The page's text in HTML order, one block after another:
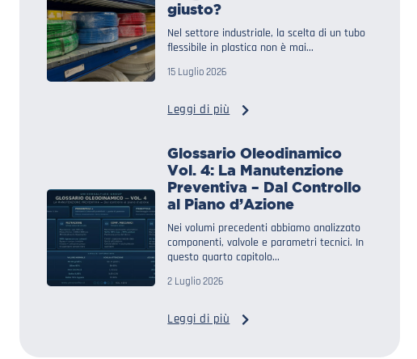
giusto?
Nel settore industriale, la scelta di un tubo
flessibile in plastica non è mai...
15 Luglio 2026
Leggi di più
Glossario Oleodinamico
Vol. 4: La Manutenzione
Preventiva – Dal Controllo
al Piano d’Azione
Nei volumi precedenti abbiamo analizzato
componenti, valvole e parametri tecnici. In
questo quarto capitolo...
2 Luglio 2026
Leggi di più